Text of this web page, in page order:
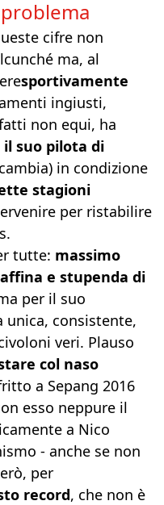
cifre non
ma, al
sportivamente
ingiusti,
non equi, ha
il suo pilota di
in condizione
stagioni
per ristabilire
tutte: massimo
e stupenda di
per il suo
unica, consistente,
veri. Plauso
col naso
a Sepang 2016
esso neppure il
a Nico
- anche se non
per
record, che non è